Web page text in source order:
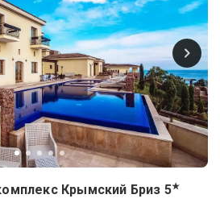
Крымский Бриз 5★